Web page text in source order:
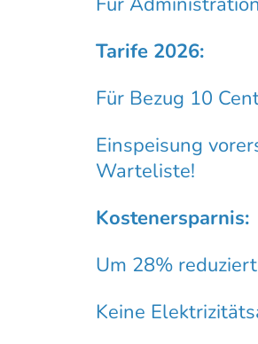
Tarife 2026:
Für Bezug 10
Einspeisung
Warteliste!
Kostenersparnis:
Um 28%
Keine